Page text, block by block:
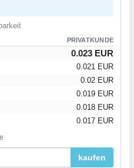
PRIVATKUNDE
0.023 EUR
0.021 EUR
0.02 EUR
0.019 EUR
0.018 EUR
0.017 EUR
kaufen